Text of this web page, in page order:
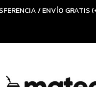
/ ENVÍO GRATIS